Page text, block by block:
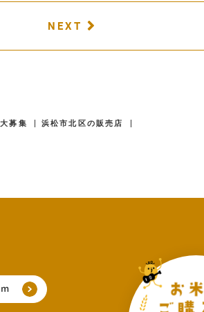
NEXT
募集
浜松市北区の販売店